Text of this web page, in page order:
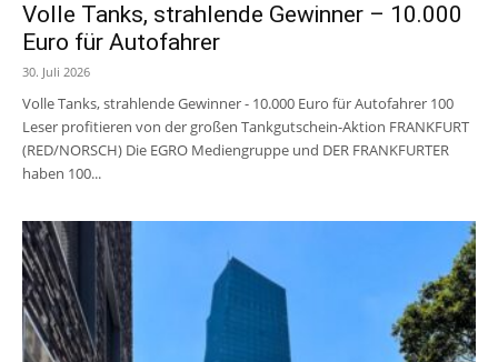
Volle Tanks, strahlende Gewinner – 10.000
Euro für Autofahrer
30. Juli 2026
Volle Tanks, strahlende Gewinner - 10.000 Euro für Autofahrer 100
Leser profitieren von der großen Tankgutschein-Aktion FRANKFURT
(RED/NORSCH) Die EGRO Mediengruppe und DER FRANKFURTER
haben 100...